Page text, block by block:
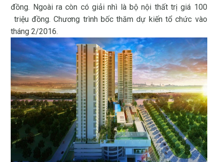
đồng. Ngoài ra còn có giải nhì là bộ nội thất trị giá 100
triệu đồng. Chương trình bốc thăm dự kiến tổ chức vào
tháng 2/2016.